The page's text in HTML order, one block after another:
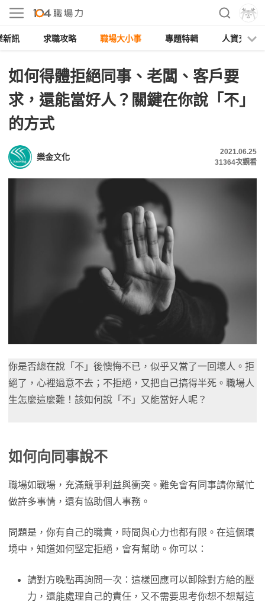
新訊 求職攻略 職場大小事 專題特輯 人資充電
如何得體拒絕同事、老闆、客戶要
求，還能當好人？關鍵在你說「不」
的方式
樂金文化
2021.06.25
31364次觀看
你是否總在說「不」後懊悔不已，似乎又當了一回壞人。拒
絕了，心裡過意不去；不拒絕，又把自己搞得半死。職場人
生怎麼這麼難！該如何說「不」又能當好人呢？
如何向同事說不
職場如戰場，充滿競爭利益與衝突。難免會有同事請你幫忙
做許多事情，還有協助個人事務。
問題是，你有自己的職責，時間與心力也都有限。在這個環
境中，知道如何堅定拒絕，會有幫助。你可以：
請對方晚點再詢問一次：這樣回應可以卸除對方給的壓
力，還能處理自己的責任，又不需要思考你想不想幫這